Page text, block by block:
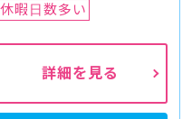
暇日数多い
詳細を見る